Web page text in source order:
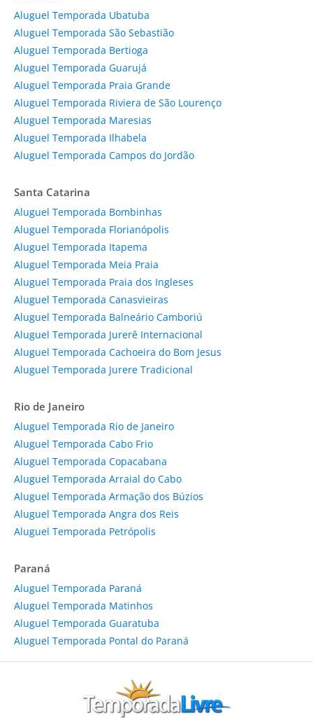
Aluguel Temporada Ubatuba
Aluguel Temporada São Sebastião
Aluguel Temporada Bertioga
Aluguel Temporada Guarujá
Aluguel Temporada Praia Grande
Aluguel Temporada Riviera de São Lourenço
Aluguel Temporada Maresias
Aluguel Temporada Ilhabela
Aluguel Temporada Campos do Jordão
Santa Catarina
Aluguel Temporada Bombinhas
Aluguel Temporada Florianópolis
Aluguel Temporada Itapema
Aluguel Temporada Meia Praia
Aluguel Temporada Praia dos Ingleses
Aluguel Temporada Canasvieiras
Aluguel Temporada Balneário Camboriú
Aluguel Temporada Jurerê Internacional
Aluguel Temporada Cachoeira do Bom Jesus
Aluguel Temporada Jurere Tradicional
Rio de Janeiro
Aluguel Temporada Rio de Janeiro
Aluguel Temporada Cabo Frio
Aluguel Temporada Copacabana
Aluguel Temporada Arraial do Cabo
Aluguel Temporada Armação dos Búzios
Aluguel Temporada Angra dos Reis
Aluguel Temporada Petrópolis
Paraná
Aluguel Temporada Paraná
Aluguel Temporada Matinhos
Aluguel Temporada Guaratuba
Aluguel Temporada Pontal do Paraná